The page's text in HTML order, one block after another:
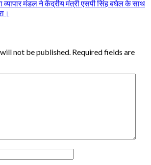
मंडल ने केंद्रीय मंत्री एसपी सिंह बघेल के साथ
not be published. Required fields are